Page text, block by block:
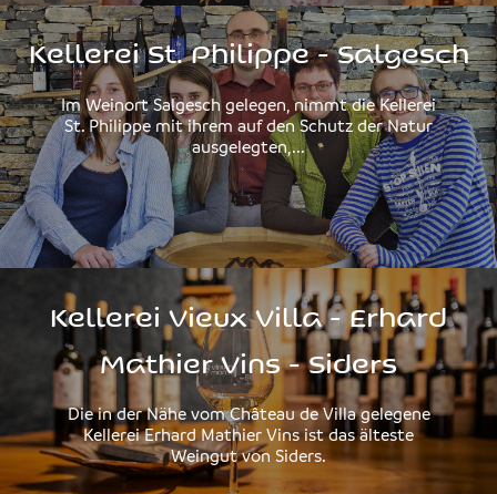
Kellerei St. Philippe - Salgesch
Im Weinort Salgesch gelegen, nimmt die Kellerei
St. Philippe mit ihrem auf den Schutz der Natur
ausgelegten,...
Kellerei Vieux Villa - Erhard
Mathier Vins - Siders
Die in der Nähe vom Château de Villa gelegene
Kellerei Erhard Mathier Vins ist das älteste
Weingut von Siders.